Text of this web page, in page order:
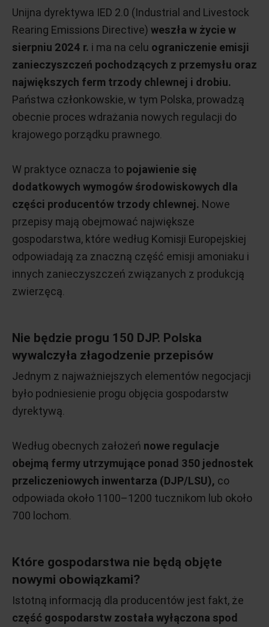
Unijna dyrektywa IED 2.0 (Industrial and Livestock
Rearing Emissions Directive) weszła w życie w
sierpniu 2024 r. i ma na celu ograniczenie emisji
zanieczyszczeń pochodzących z przemysłu oraz
największych ferm trzody chlewnej i drobiu.
Państwa członkowskie, w tym Polska, prowadzą
obecnie proces wdrażania nowych regulacji do
krajowego porządku prawnego.
W praktyce oznacza to pojawienie się
dodatkowych wymogów środowiskowych dla
części producentów trzody chlewnej. Nowe
przepisy mają obejmować największe
gospodarstwa, które według Komisji Europejskiej
odpowiadają za znaczną część emisji amoniaku i
innych zanieczyszczeń związanych z produkcją
zwierzęcą.
Nie będzie progu 150 DJP. Polska
wywalczyła złagodzenie przepisów
Jednym z najważniejszych elementów negocjacji
było podniesienie progu objęcia gospodarstw
dyrektywą.
Według obecnych założeń nowe regulacje
obejmą fermy utrzymujące ponad 350 jednostek
przeliczeniowych inwentarza (DJP/LSU), co
odpowiada około 1100–1200 tucznikom lub około
700 lochom.
Które gospodarstwa nie będą objęte
nowymi obowiązkami?
Istotną informacją dla producentów jest fakt, że
część gospodarstw została wyłączona spod